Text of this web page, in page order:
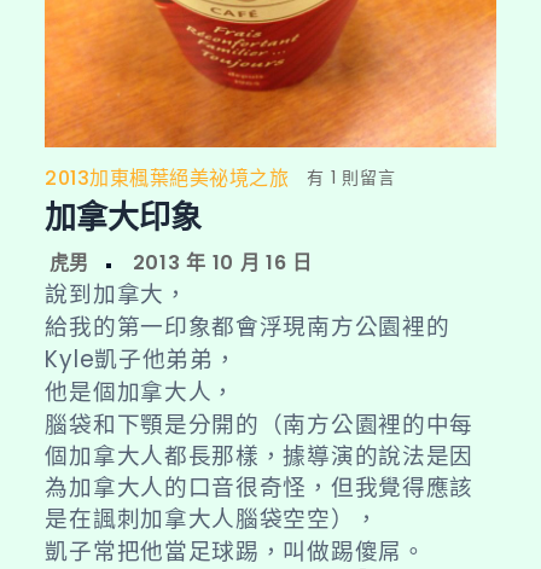
2013加東楓葉絕美祕境之旅
在
大
象〉
有 1 則留言
加拿大印象
說到加拿大，
給我的第一印象都會浮現南方公園裡的
Kyle凱子他弟弟，
他是個加拿大人，
腦袋和下顎是分開的 （南方公園裡的中每
個加拿大人都長那樣，據導演的說法是因
為加拿大人的口音很奇怪，但我覺得應該
是在諷刺加拿大人腦袋空空），
凱子常把他當足球踢，叫做踢傻屌。